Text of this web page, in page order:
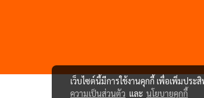
เว็บไซต์นี้มีการใช้งานคุกกี้ เพื่อเพิ่มปร
ความเป็นส่วนตัว และ นโยบายคุกกี้